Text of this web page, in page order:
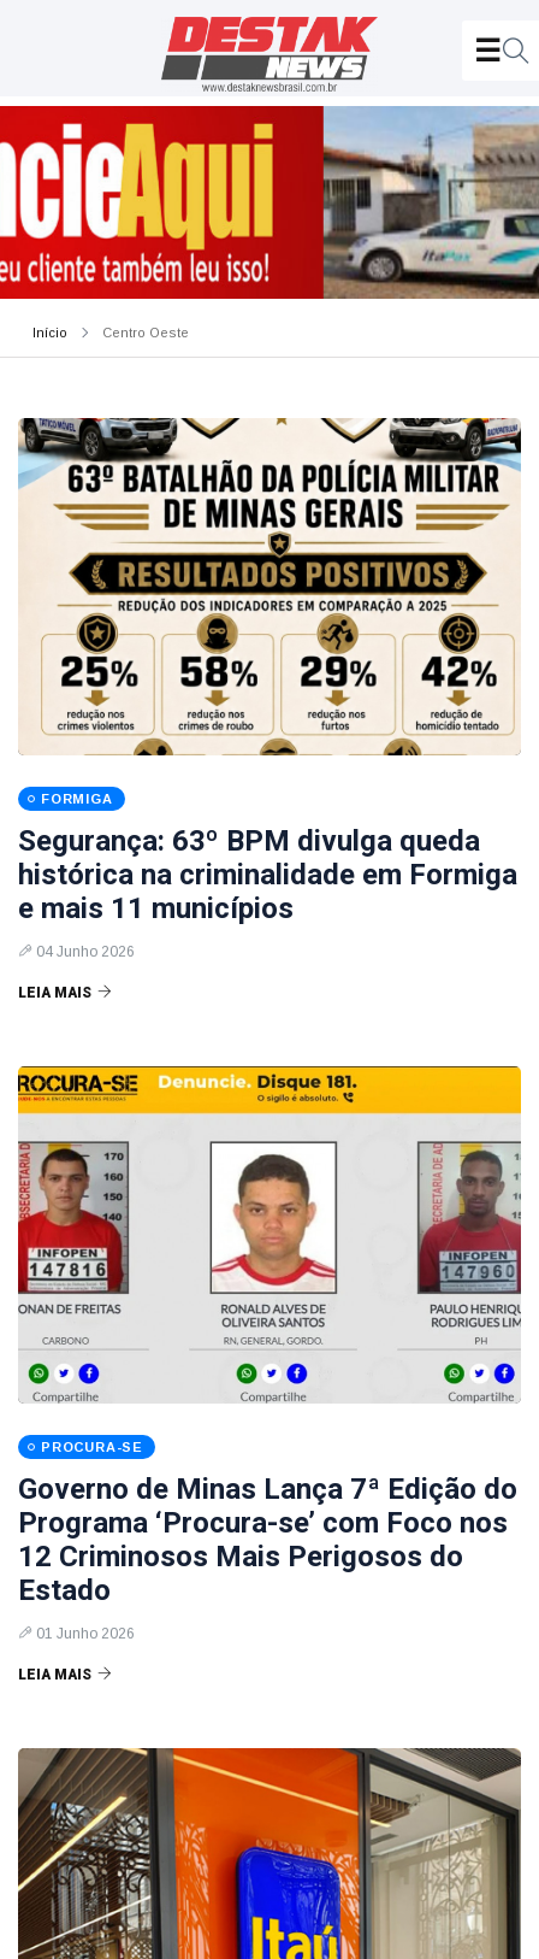
Início Centro Oeste
FORMIGA
Segurança: 63º BPM divulga queda
histórica na criminalidade em Formiga
e mais 11 municípios
04 Junho 2026
LEIA MAIS
PROCURA-SE
Governo de Minas Lança 7ª Edição do
Programa ‘Procura-se’ com Foco nos
12 Criminosos Mais Perigosos do
Estado
01 Junho 2026
LEIA MAIS